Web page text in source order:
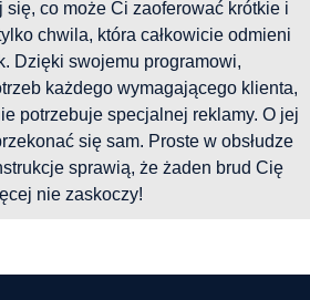
się, co może Ci zaoferować krótkie i
chwila, która całkowicie odmieni
Dzięki swojemu programowi,
każdego wymagającego klienta,
potrzebuje specjalnej reklamy. O jej
się sam. Proste w obsłudze
sprawią, że żaden brud Cię
nie zaskoczy!